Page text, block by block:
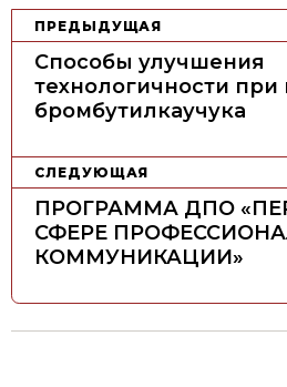
Н
г
а
п
о
ПРЕДЫДУЩАЯ
Способы улучшения
технологичности при
бромбутилкаучука
СЛЕДУЮЩАЯ
ПРОГРАММА ДПО
СФЕРЕ
КОММУНИКАЦИИ»